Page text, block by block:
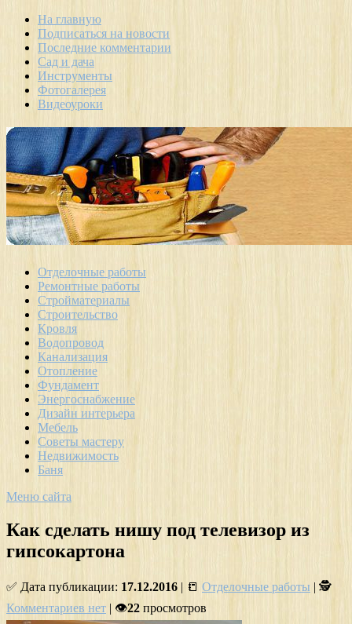
На главную
Подписаться на новости
Последние комментарии
Сад и дача
Инструменты
Фотогалерея
Видеоуроки
Отделочные работы
Ремонтные работы
Стройматериалы
Строительство
Кровля
Водопровод
Канализация
Отопление
Фундамент
Энергоснабжение
Дизайн интерьера
Мебель
Советы мастеру
Недвижимость
Баня
Меню сайта
Как сделать нишу под телевизор из
гипсокартона
✅ Дата публикации: 17.12.2016 | 📒 Отделочные работы | 🕵
Комментариев нет | 👁22 просмотров